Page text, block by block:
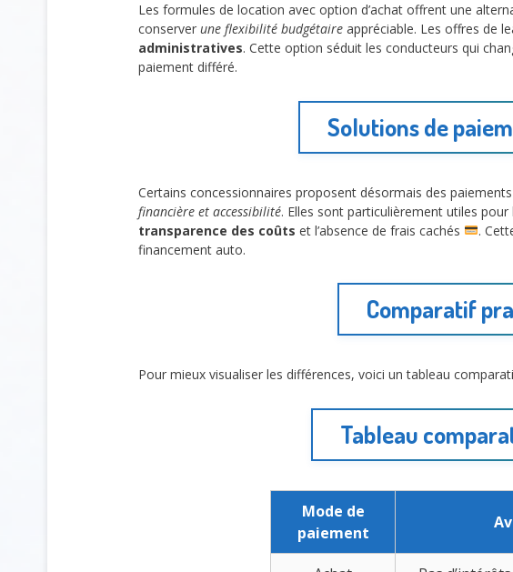
Les formules de location avec option d’achat offrent une
conserver une flexibilité budgétaire appréciable. Les offres de
administratives. Cette option séduit les conducteurs qui
paiement différé.
Solutions de
Certains concessionnaires proposent désormais des
financière et accessibilité. Elles sont particulièrement utiles
transparence des coûts et l’absence de frais cachés
.
financement auto.
Comparatif
Pour mieux visualiser les différences, voici un tableau
Tableau
Mode de
paiement